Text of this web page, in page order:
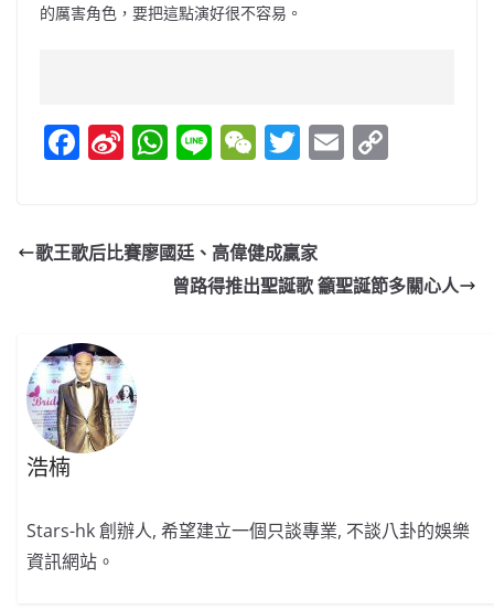
的厲害角色，要把這點演好很不容易。
F
e
o
k
Si
W
o
W
s
A
Li W
h
at
T
er
E
Li
歌王歌后比賽廖國廷、高偉健成贏家
曾路得推出聖誕歌 籲聖誕節多關心人
浩楠
Stars-hk 創辦人, 希望建立一個只談專業, 不談八卦的娛樂
資訊網站。